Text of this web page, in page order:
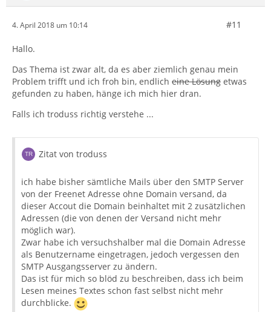
4. April 2018 um 10:14 #11
Hallo.
Das Thema ist zwar alt, da es aber ziemlich genau mein
Problem trifft und ich froh bin, endlich eine Lösung etwas
gefunden zu haben, hänge ich mich hier dran.
Falls ich troduss richtig verstehe ...
Zitat von troduss
ich habe bisher sämtliche Mails über den SMTP Server
von der Freenet Adresse ohne Domain versand, da
dieser Accout die Domain beinhaltet mit 2 zusätzlichen
Adressen (die von denen der Versand nicht mehr
möglich war).
Zwar habe ich versuchshalber mal die Domain Adresse
als Benutzername eingetragen, jedoch vergessen den
SMTP Ausgangsserver zu ändern.
Das ist für mich so blöd zu beschreiben, dass ich beim
Lesen meines Textes schon fast selbst nicht mehr
durchblicke.